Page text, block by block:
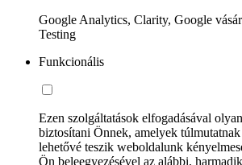
Google Analytics, Clarity, Google
Testing
Funkcionális
Ezen szolgáltatások elfogadásával
biztosítani Önnek, amelyek
lehetővé teszik weboldalunk
Ön beleegyezésével az alábbi,